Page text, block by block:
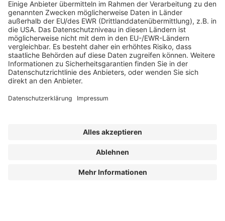
Abonnement anfordern|Abo kündigen
Werben bei uns
Internationales
Bildrechte|Datenschutz|